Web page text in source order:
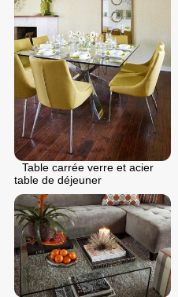
Table carrée verre et acier
table de déjeuner